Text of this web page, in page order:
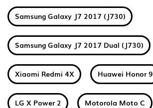
Samsung Galaxy J7 2017 (J730)
Samsung Galaxy J7 2017 Dual (J730)
Xiaomi Redmi 4X Huawei Honor 9
LG X Power 2 Motorola Moto C